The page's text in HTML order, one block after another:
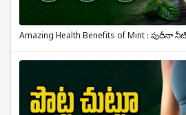
Amazing Health Benefits of Mint : పుదీనా